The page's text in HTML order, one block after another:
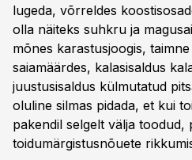
lugeda, võrreldes
olla näiteks suhkru ja
mõnes karastusjoogis,
saiamäärdes, kalasisaldus
juustusisaldus külmutatud
oluline silmas pidada, et kui
pakendil selgelt välja toodud,
toidumärgistusnõuete